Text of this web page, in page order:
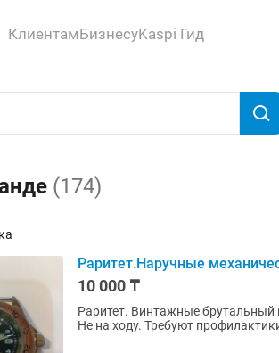
КлиентамБизнесуKaspi Гид
(174)
Раритет.Наручные
10 000 ₸
Раритет. Винтажные
Не на ходу. Требуют